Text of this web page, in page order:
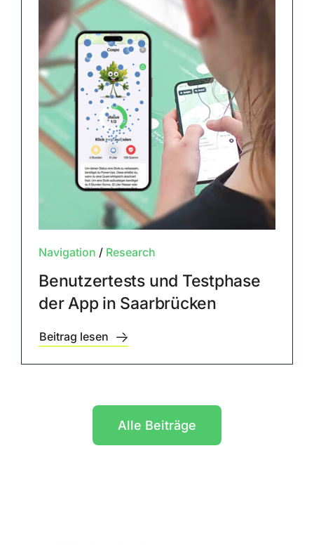
Navigation / Research
Benutzertests und Testphase
der App in Saarbrücken
Beitrag lesen
Alle Beiträge